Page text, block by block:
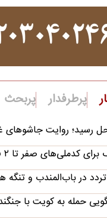
پرطرفدار پربحث
رسید؛ روایت جاشوهای
کدملی‌های صفر تا ۲ فعال شد
در باب‌المندب و تنگه
حمله به کویت با